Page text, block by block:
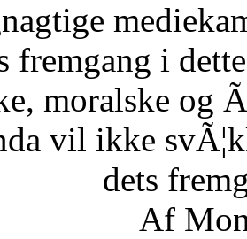
fremgang i
moralske og
vil ikke
dets
Af